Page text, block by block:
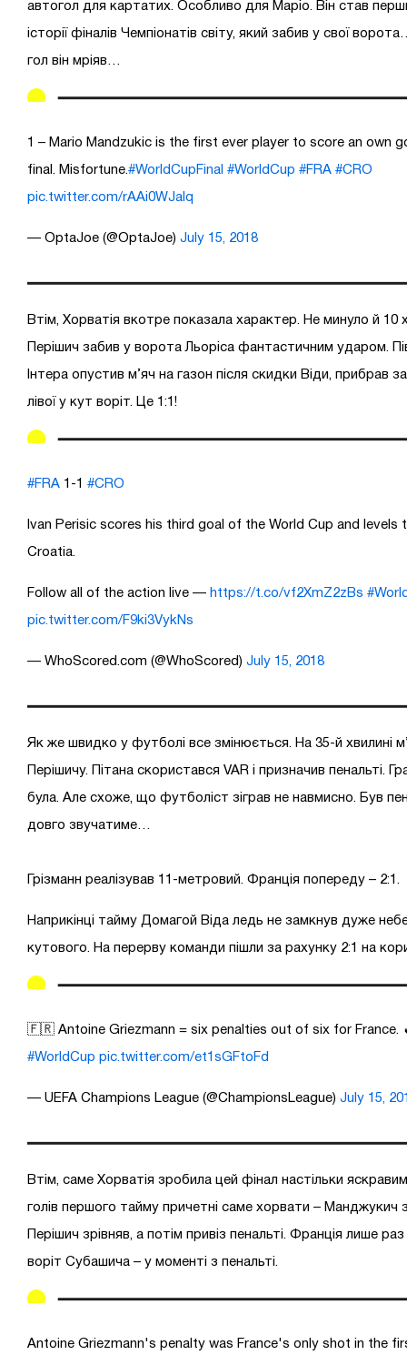
автогол для картатих. Особливо для Маріо. Він став
історії фіналів Чемпіонатів світу, який забив у свої
гол він мріяв…
1 – Mario Mandzukic is the first ever player to score an own
final. Misfortune.#WorldCupFinal #WorldCup #FRA #CRO
pic.twitter.com/rAAi0WJalq
— OptaJoe (@OptaJoe) July 15, 2018
Втім, Хорватія вкотре показала характер. Не минуло й 10
Перішич забив у ворота Льоріса фантастичним ударом.
Інтера опустив м’яч на газон після скидки Віди, прибрав
лівої у кут воріт. Це 1:1!
#FRA 1-1 #CRO
Ivan Perisic scores his third goal of the World Cup and levels
Croatia.
Follow all of the action live — https://t.co/vf2XmZ2zBs
pic.twitter.com/F9ki3VykNs
— WhoScored.com (@WhoScored) July 15, 2018
Як же швидко у футболі все змінюється. На 35-й хвилині
Перішичу. Пітана скористався VAR і призначив пенальті.
була. Але схоже, що футболіст зіграв не навмисно. Був
довго звучатиме…
Грізманн реалізував 11-метровий. Франція попереду – 2:1.
Наприкінці тайму Домагой Віда ледь не замкнув дуже
кутового. На перерву команди пішли за рахунку 2:1 на
🇫🇷 Antoine Griezmann = six penalties out of six for France.
#WorldCup pic.twitter.com/et1sGFtoFd
— UEFA Champions League (@ChampionsLeague) July 15,
Втім, саме Хорватія зробила цей фінал настільки
голів першого тайму причетні саме хорвати – Манджукич
Перішич зрівняв, а потім привіз пенальті. Франція лише
воріт Субашича – у моменті з пенальті.
Antoine Griezmann's penalty was France's only shot in the